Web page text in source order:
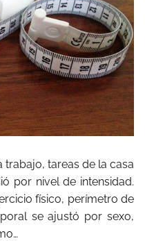
trabajo, tareas de la casa
por nivel de intensidad.
físico, perímetro de
se ajustó por sexo,